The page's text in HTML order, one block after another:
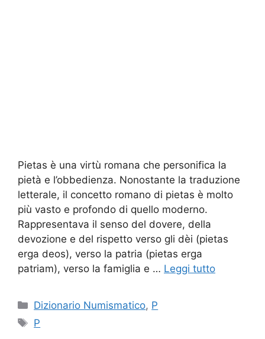
Pietas è una virtù romana che personifica la
pietà e l’obbedienza. Nonostante la traduzione
letterale, il concetto romano di pietas è molto
più vasto e profondo di quello moderno.
Rappresentava il senso del dovere, della
devozione e del rispetto verso gli dèi (pietas
erga deos), verso la patria (pietas erga
patriam), verso la famiglia e … Leggi tutto
Categorie
Dizionario Numismatico, P
Tag
P